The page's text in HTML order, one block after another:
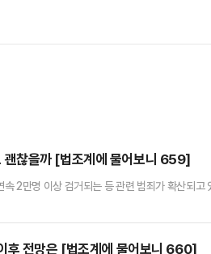
찮을까 [법조계에 물어보니 659]
2만명 이상 검거되는 등 관련 범죄가 확산되고
로 바꾸는 내용을 골자로 한 검찰개혁이 추진
후 전망은 [법조계에 물어보니 660]